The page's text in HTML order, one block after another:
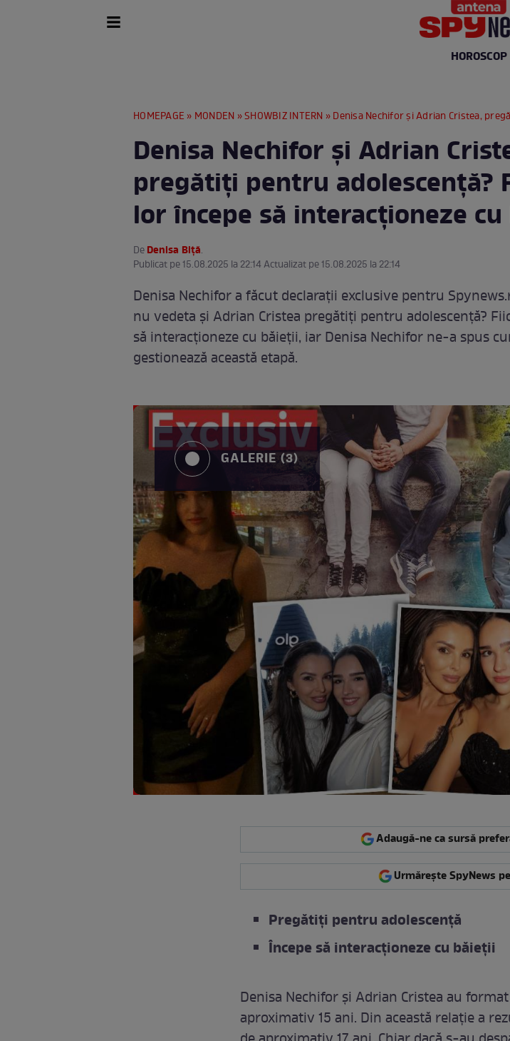
HOROSCOP
HOMEPAGE » MONDEN »SHOWBIZ INTERN » Denisa Nechifor și Adrian Cristea, pregătiți pentru adolescență? Fiica lor
Denisa Nechifor și Adrian
pregătiți pentru adolescență?
lor începe să interacționeze
DeDenisa Biță.
Publicat pe 15.08.2025 la 22:14 Actualizat pe 15.08.2025 la 22:14
Denisa Nechifor a făcut declarații exclusive pentru
nu vedeta și Adrian Cristea pregătiți pentru adolescență?
să interacționeze cu băieții, iar Denisa Nechifor ne-a spus
gestionează această etapă.
GALERIE (3)
Adaugă-ne ca sursă
Urmărește SpyNews
Pregătiți pentru adolescență
Începe să interacționeze cu băieții
Denisa Nechifor și Adrian Cristea au
aproximativ 15 ani. Din această relație a